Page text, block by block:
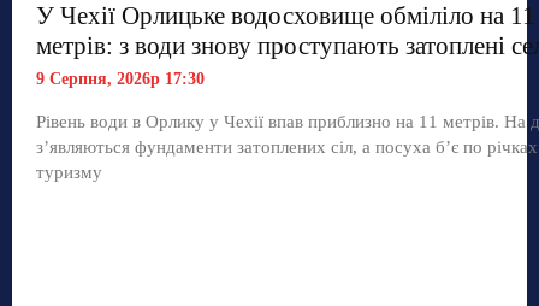
У Чехії Орлицьке водосховище обміліло на 11
метрів: з води знову проступають затоплені
9 Серпня, 2026р 17:30
Рівень води в Орлику у Чехії впав приблизно на 11 метрів. На
з’являються фундаменти затоплених сіл, а посуха б’є по річках
туризму